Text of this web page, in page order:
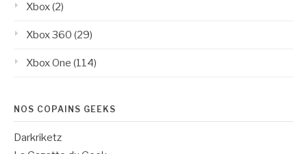
Xbox(2)
Xbox 360 (29)
Xbox One (114)
NOS COPAINS GEEKS
Darkriketz